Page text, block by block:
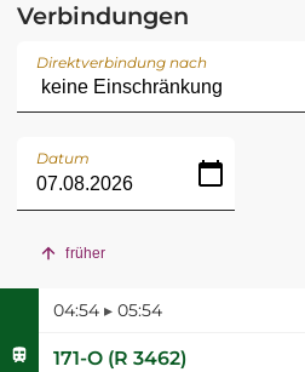
Verbindungen
Direktverbindung nach
Datum
früher
04:54 ▸ 05:54
171-O (R 3462)